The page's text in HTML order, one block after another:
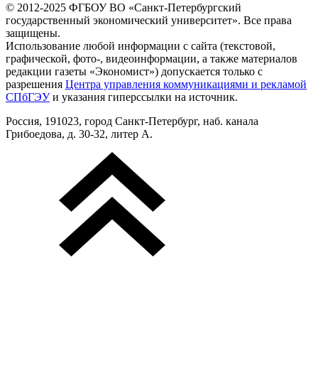
© 2012-2025 ФГБОУ ВО «Санкт-Петербургский
государственный экономический университет». Все права
защищены.
Использование любой информации с сайта (текстовой,
графической, фото-, видеоинформации, а также материалов
редакции газеты «Экономист») допускается только с
разрешения Центра управления коммуникациями и рекламой
СПбГЭУи указания гиперссылки на источник.
Россия, 191023, город Санкт-Петербург, наб. канала
Грибоедова, д. 30-32, литер А.